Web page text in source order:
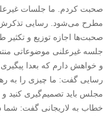
صحبت کردم. ما جلسات
مطرح می‌شود. رسایی تذکرش
صحبت‌ها اجازه توزیع و تکثیر
جلسه غیرعلنی موضوعاتی
و خواهش دارم که بعدا
رسایی گفت: ما چیزی را به
مجلس باید تصمیم‌گیری کنید
خطاب به لاریجانی گفت: شما